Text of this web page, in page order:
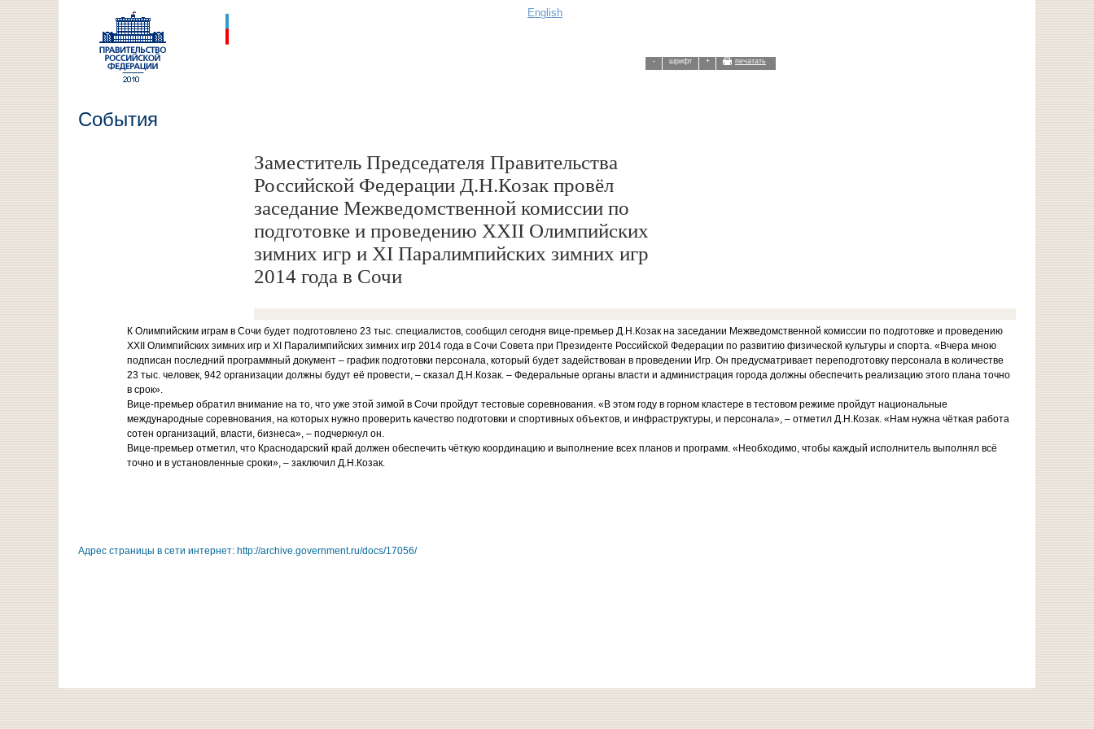
English
- шрифт + печатать
События
Заместитель Председателя Правительства
Российской Федерации Д.Н.Козак провёл
заседание Межведомственной комиссии по
подготовке и проведению ХХII Олимпийских
зимних игр и ХI Паралимпийских зимних игр
2014 года в Сочи
К Олимпийским играм в Сочи будет подготовлено 23 тыс. специалистов, сообщил сегодня вице-премьер Д.Н.Козак на заседании Межведомственной комиссии по подготовке и проведению
ХХII Олимпийских зимних игр и ХI Паралимпийских зимних игр 2014 года в Сочи Совета при Президенте Российской Федерации по развитию физической культуры и спорта. «Вчера мною
подписан последний программный документ – график подготовки персонала, который будет задействован в проведении Игр. Он предусматривает переподготовку персонала в количестве
23 тыс. человек, 942 организации должны будут её провести, – сказал Д.Н.Козак. – Федеральные органы власти и администрация города должны обеспечить реализацию этого плана точно
в срок».
Вице-премьер обратил внимание на то, что уже этой зимой в Сочи пройдут тестовые соревнования. «В этом году в горном кластере в тестовом режиме пройдут национальные
международные соревнования, на которых нужно проверить качество подготовки и спортивных объектов, и инфраструктуры, и персонала», – отметил Д.Н.Козак. «Нам нужна чёткая работа
сотен организаций, власти, бизнеса», – подчеркнул он.
Вице-премьер отметил, что Краснодарский край должен обеспечить чёткую координацию и выполнение всех планов и программ. «Необходимо, чтобы каждый исполнитель выполнял всё
точно и в установленные сроки», – заключил Д.Н.Козак.
Адрес страницы в сети интернет: http://archive.government.ru/docs/17056/